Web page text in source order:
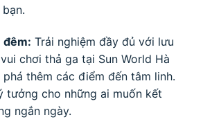
đêm: Trải nghiệm đầy đủ với lưu
chơi thả ga tại Sun World Hà
phá thêm các điểm đến tâm linh.
tưởng cho những ai muốn kết
ngắn ngày.